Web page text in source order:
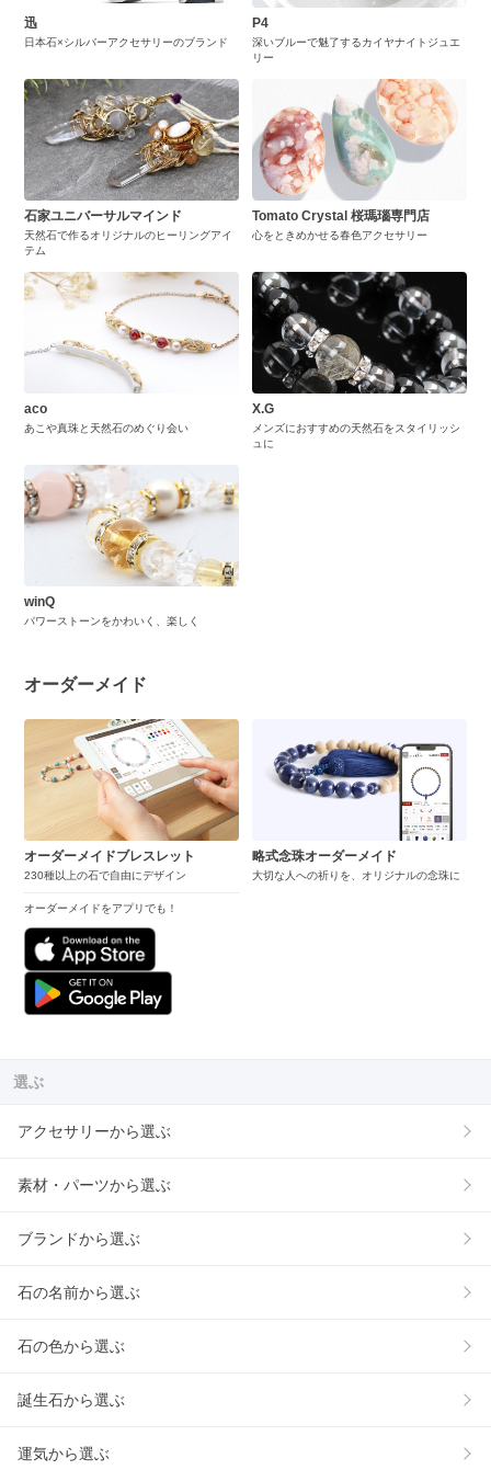
迅
日本石×シルバーアクセサリーのブランド
P4
深いブルーで魅了するカイヤナイトジュエ
リー
石家ユニバーサルマインド
天然石で作るオリジナルのヒーリングアイ
テム
Tomato Crystal 桜瑪瑙専門店
心をときめかせる春色アクセサリー
aco
あこや真珠と天然石のめぐり会い
X.G
メンズにおすすめの天然石をスタイリッシ
ュに
winQ
パワーストーンをかわいく、楽しく
オーダーメイド
オーダーメイドブレスレット
230種以上の石で自由にデザイン
オーダーメイドをアプリでも！
略式念珠オーダーメイド
大切な人への祈りを、オリジナルの念珠に
選ぶ
アクセサリーから選ぶ
素材・パーツから選ぶ
ブランドから選ぶ
石の名前から選ぶ
石の色から選ぶ
誕生石から選ぶ
運気から選ぶ